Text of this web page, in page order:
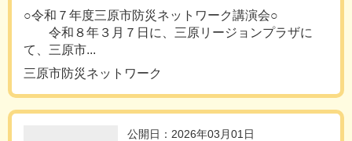
○令和７年度三原市防災ネットワーク講演会○
令和８年３月７日に、三原リージョンプラザに
て、三原市...
三原市防災ネットワーク
公開日：2026年03月01日